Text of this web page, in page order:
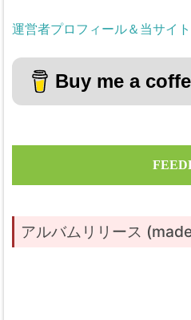
運営者プロフィール＆当サイ
Buy me a
アルバムリリース